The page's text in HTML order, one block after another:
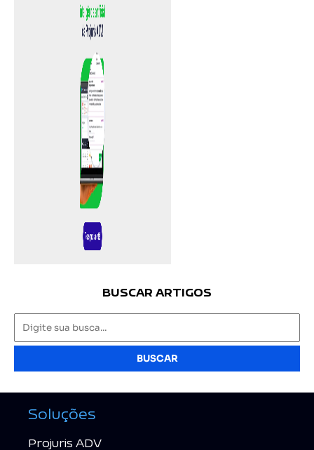
BUSCAR ARTIGOS
BUSCAR
Soluções
Projuris ADV